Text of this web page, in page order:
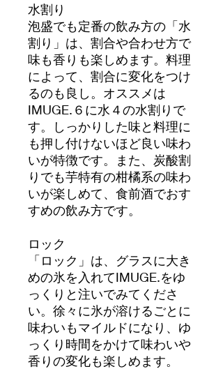
水割り
泡盛でも定番の飲み方の「水
割り」は、割合や合わせ方で
味も香りも楽しめます。料理
によって、割合に変化をつけ
るのも良し。オススメは
IMUGE.６に水４の水割りで
す。しっかりした味と料理に
も押し付けないほど良い味わ
いが特徴です。また、炭酸割
りでも芋特有の柑橘系の味わ
いが楽しめて、食前酒でおす
すめの飲み方です。
ロック
「ロック」は、グラスに大き
めの氷を入れてIMUGE.をゆ
っくりと注いでみてくださ
い。徐々に氷が溶けるごとに
味わいもマイルドになり、ゆ
っくり時間をかけて味わいや
香りの変化も楽しめます。